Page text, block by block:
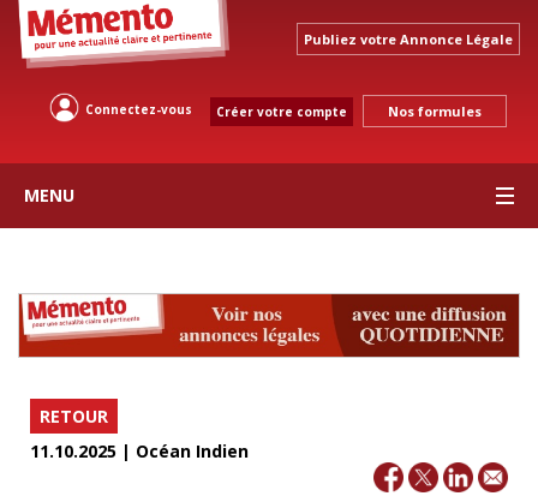
Publiez votre Annonce Légale
Connectez-vous Créer votre compte Nos formules
MENU
RETOUR
11.10.2025 | Océan Indien